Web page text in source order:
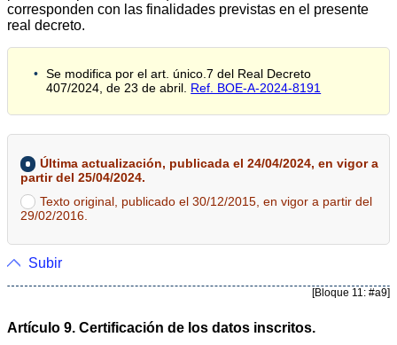
corresponden con las finalidades previstas en el presente
real decreto.
Se modifica por el art. único.7 del Real Decreto
407/2024, de 23 de abril. Ref. BOE-A-2024-8191
Última actualización, publicada el 24/04/2024, en vigor a
partir del 25/04/2024.
Texto original, publicado el 30/12/2015, en vigor a partir del
29/02/2016.
Subir
[Bloque 11: #a9]
Artículo 9. Certificación de los datos inscritos.